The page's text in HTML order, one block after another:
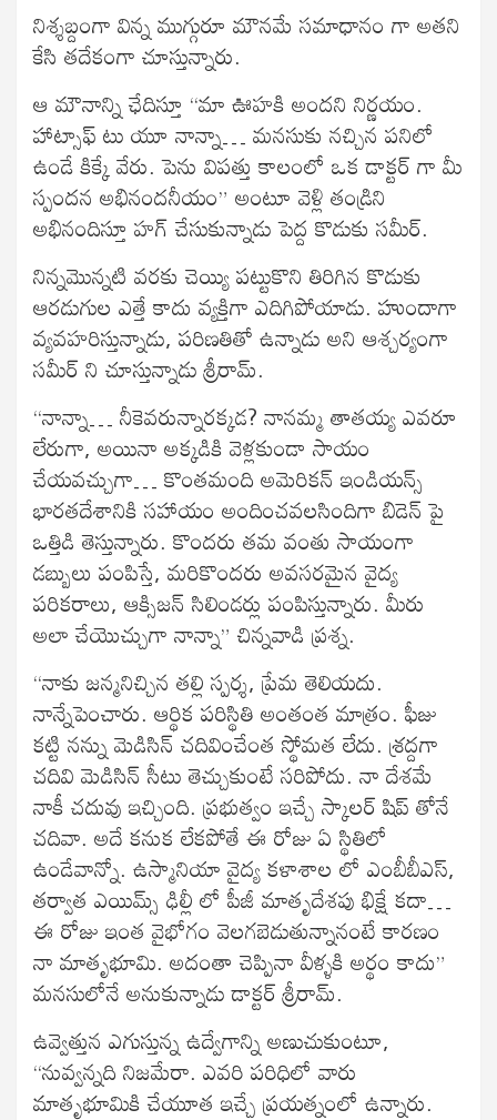
నిశ్శబ్దంగా విన్న ముగ్గురూ మౌనమే సమాధానం గా అతని
కేసి తదేకంగా చూస్తున్నారు.
ఆ మౌనాన్ని ఛేదిస్తూ “మా ఊహకి అందని నిర్ణయం.
హాట్సాఫ్ టు యూ నాన్నా… మనసుకు నచ్చిన పనిలో
ఉండే కిక్కే వేరు. పెను విపత్తు కాలంలో ఒక డాక్టర్ గా మీ
స్పందన అభినందనీయం” అంటూ వెళ్లి తండ్రిని
అభినందిస్తూ హగ్ చేసుకున్నాడు పెద్ద కొడుకు సమీర్.
నిన్నమొన్నటి వరకు చెయ్యి పట్టుకొని తిరిగిన కొడుకు
ఆరడుగుల ఎత్తే కాదు వ్యక్తిగా ఎదిగిపోయాడు. హుందాగా
వ్యవహరిస్తున్నాడు, పరిణతితో ఉన్నాడు అని ఆశ్చర్యంగా
సమీర్ ని చూస్తున్నాడు శ్రీరామ్.
“నాన్నా… నీకెవరున్నారక్కడ? నానమ్మ తాతయ్య ఎవరూ
లేరుగా, అయినా అక్కడికి వెళ్లకుండా సాయం
చేయవచ్చుగా… కొంతమంది అమెరికన్ ఇండియన్స్
భారతదేశానికి సహాయం అందించవలసిందిగా బిడెన్ పై
ఒత్తిడి తెస్తున్నారు. కొందరు తమ వంతు సాయంగా
డబ్బులు పంపిస్తే, మరికొందరు అవసరమైన వైద్య
పరికరాలు, ఆక్సిజన్ సిలిండర్లు పంపిస్తున్నారు. మీరు
అలా చేయొచ్చుగా నాన్నా” చిన్నవాడి ప్రశ్న.
“నాకు జన్మనిచ్చిన తల్లి స్పర్శ, ప్రేమ తెలియదు.
నాన్నేపెంచారు. ఆర్థిక పరిస్థితి అంతంత మాత్రం. ఫీజు
కట్టి నన్ను మెడిసిన్ చదివించేంత స్థోమత లేదు. శ్రద్దగా
చదివి మెడిసిన్ సీటు తెచ్చుకుంటే సరిపోదు. నా దేశమే
నాకీ చదువు ఇచ్చింది. ప్రభుత్వం ఇచ్చే స్కాలర్ షిప్ తోనే
చదివా. అదే కనుక లేకపోతే ఈ రోజు ఏ స్థితిలో
ఉండేవాన్నో. ఉస్మానియా వైద్య కళాశాల లో ఎంబీబీఎస్,
తర్వాత ఎయిమ్స్ ఢిల్లీ లో పీజీ మాతృదేశపు భిక్షే కదా…
ఈ రోజు ఇంత వైభోగం వెలగబెడుతున్నానంటే కారణం
నా మాతృభూమి. అదంతా చెప్పినా వీళ్ళకి అర్థం కాదు”
మనసులోనే అనుకున్నాడు డాక్టర్ శ్రీరామ్.
ఉవ్వెత్తున ఎగుస్తున్న ఉద్వేగాన్ని అణుచుకుంటూ,
“నువ్వన్నది నిజమేరా. ఎవరి పరిధిలో వారు
మాతృభూమికి చేయూత ఇచ్చే ప్రయత్నంలో ఉన్నారు.